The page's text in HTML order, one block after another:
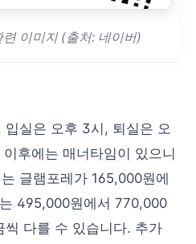
이미지 (출처: 네이버)
입실은 오후 3시, 퇴실은 오
후에는 매너타임이 있으니
글램포레가 165,000원에
495,000원에서 770,000
다를 수 있습니다. 추가